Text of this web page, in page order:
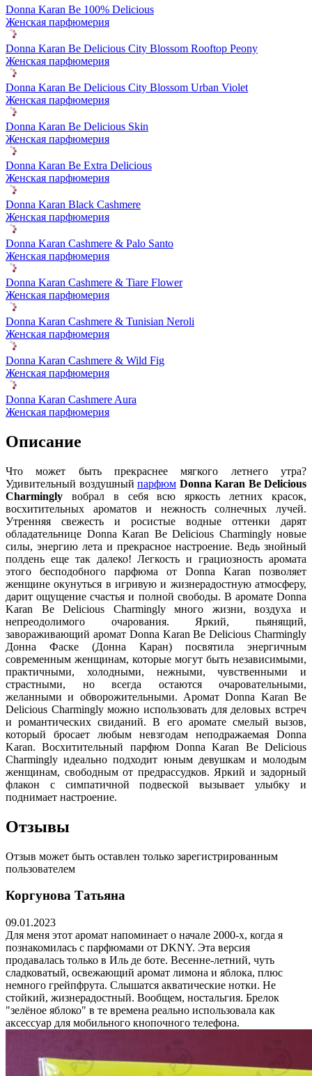
Donna Karan Be 100% Delicious
Женская парфюмерия
Donna Karan Be Delicious City Blossom Rooftop Peony
Женская парфюмерия
Donna Karan Be Delicious City Blossom Urban Violet
Женская парфюмерия
Donna Karan Be Delicious Skin
Женская парфюмерия
Donna Karan Be Extra Delicious
Женская парфюмерия
Donna Karan Black Cashmere
Женская парфюмерия
Donna Karan Cashmere & Palo Santo
Женская парфюмерия
Donna Karan Cashmere & Tiare Flower
Женская парфюмерия
Donna Karan Cashmere & Tunisian Neroli
Женская парфюмерия
Donna Karan Cashmere & Wild Fig
Женская парфюмерия
Donna Karan Cashmere Aura
Женская парфюмерия
Описание
Что может быть прекраснее мягкого летнего утра?
Удивительный воздушный парфюм Donna Karan Be Delicious
Charmingly вобрал в себя всю яркость летних красок,
восхитительных ароматов и нежность солнечных лучей.
Утренняя свежесть и росистые водные оттенки дарят
обладательнице Donna Karan Be Delicious Charmingly новые
силы, энергию лета и прекрасное настроение. Ведь знойный
полдень еще так далеко! Легкость и грациозность аромата
этого бесподобного парфюма от Donna Karan позволяет
женщине окунуться в игривую и жизнерадостную атмосферу,
дарит ощущение счастья и полной свободы. В аромате Donna
Karan Be Delicious Charmingly много жизни, воздуха и
непреодолимого очарования. Яркий, пьянящий,
завораживающий аромат Donna Karan Be Delicious Charmingly
Донна Фаске (Донна Каран) посвятила энергичным
современным женщинам, которые могут быть независимыми,
практичными, холодными, нежными, чувственными и
страстными, но всегда остаются очаровательными,
желанными и обворожительными. Аромат Donna Karan Be
Delicious Charmingly можно использовать для деловых встреч
и романтических свиданий. В его аромате смелый вызов,
который бросает любым невзгодам неподражаемая Donna
Karan. Восхитительный парфюм Donna Karan Be Delicious
Charmingly идеально подходит юным девушкам и молодым
женщинам, свободным от предрассудков. Яркий и задорный
флакон с симпатичной подвеской вызывает улыбку и
поднимает настроение.
Отзывы
Отзыв может быть оставлен только зарегистрированным
пользователем
Коргунова Татьяна
09.01.2023
Для меня этот аромат напоминает о начале 2000-х, когда я
познакомилась с парфюмами от DKNY. Эта версия
продавалась только в Иль де боте. Весенне-летний, чуть
сладковатый, освежающий аромат лимона и яблока, плюс
немного грейпфрута. Слышатся акватические нотки. Не
стойкий, жизнерадостный. Вообщем, ностальгия. Брелок
"зелёное яблоко" в те времена реально использовала как
аксессуар для мобильного кнопочного телефона.